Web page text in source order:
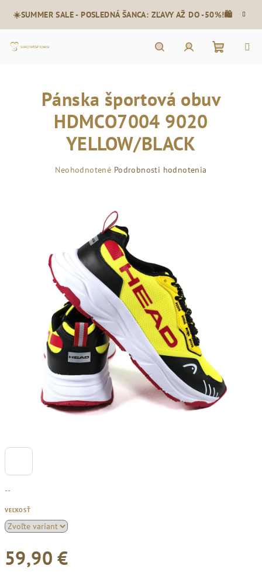
obsah
☀️SUMMER SALE - POSLEDNÁ ŠANCA: ZĽAVY AŽ DO -50%!🛍️
košík
--
VEĽKOSŤ
59,90 €
Pánska športová obuv
HDMCO7004 9020
YELLOW/BLACK
Priemerné
hviezdičiek.
Neohodnotené Podrobnosti hodnotenia